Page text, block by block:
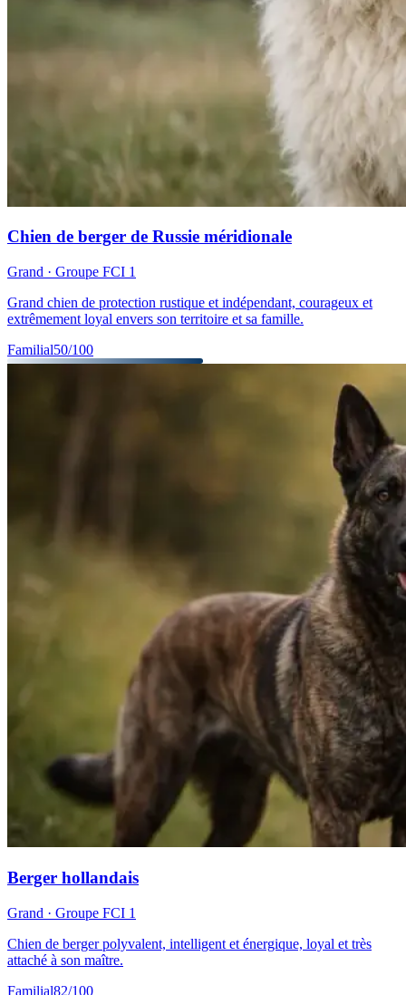
Chien de berger de Russie méridionale
Grand · Groupe FCI 1
Grand chien de protection rustique et indépendant, courageux et
extrêmement loyal envers son territoire et sa famille.
Familial50/100
Berger hollandais
Grand · Groupe FCI 1
Chien de berger polyvalent, intelligent et énergique, loyal et très
attaché à son maître.
Familial82/100